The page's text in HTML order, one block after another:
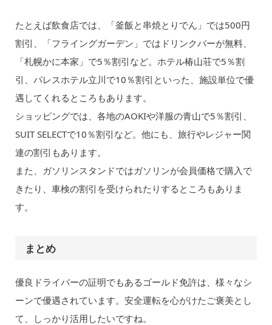
たとえば飲食店では、「釜飯と串焼とりでん」では500円
割引、「フライングガーデン」ではドリンクバーが無料、
「札幌かに本家」で5％割引など。ホテル椿山荘で5％割
引、パレスホテル立川で10％割引といった、施設単位で優
遇してくれるところもあります。
ショッピングでは、各地のAOKIや洋服の青山で5％割引、
SUIT SELECTで10％割引など。他にも、旅行やレジャー関
連の割引もあります。
また、ガソリンスタンドではガソリンが会員価格で購入で
きたり、車検の割引を受けられたりするところもありま
す。
まとめ
優良ドライバーの証明でもあるゴールド免許は、様々なシ
ーンで優遇されています。安全運転を心がけたご褒美とし
て、しっかり活用したいですね。